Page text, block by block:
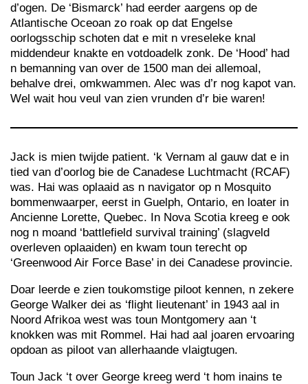
d’ogen. De ‘Bismarck’ had eerder aargens op de
Atlantische Oceoan zo roak op dat Engelse
oorlogsschip schoten dat e mit n vreseleke knal
middendeur knakte en votdoadelk zonk. De ‘Hood’ had
n bemanning van over de 1500 man dei allemoal,
behalve drei, omkwammen. Alec was d’r nog kapot van.
Wel wait hou veul van zien vrunden d’r bie waren!
Jack is mien twijde patient. ‘k Vernam al gauw dat e in
tied van d’oorlog bie de Canadese Luchtmacht (RCAF)
was. Hai was oplaaid as n navigator op n Mosquito
bommenwaarper, eerst in Guelph, Ontario, en loater in
Ancienne Lorette, Quebec. In Nova Scotia kreeg e ook
nog n moand ‘battlefield survival training’ (slagveld
overleven oplaaiden) en kwam toun terecht op
‘Greenwood Air Force Base’ in dei Canadese provincie.
Doar leerde e zien toukomstige piloot kennen, n zekere
George Walker dei as ‘flight lieutenant’ in 1943 aal in
Noord Afrikoa west was toun Montgomery aan ‘t
knokken was mit Rommel. Hai had aal joaren ervoaring
opdoan as piloot van allerhaande vlaigtugen.
Toun Jack ‘t over George kreeg werd ‘t hom inains te